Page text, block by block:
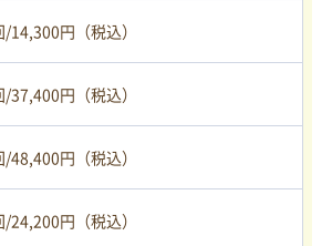
14,300円（税込）
37,400円（税込）
48,400円（税込）
24,200円（税込）